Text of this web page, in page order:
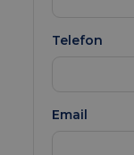
Telefon
Email